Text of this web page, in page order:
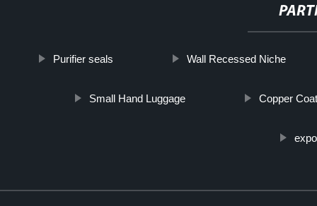
Purifier seals Wall Recessed Niche
Small Hand Luggage Copper